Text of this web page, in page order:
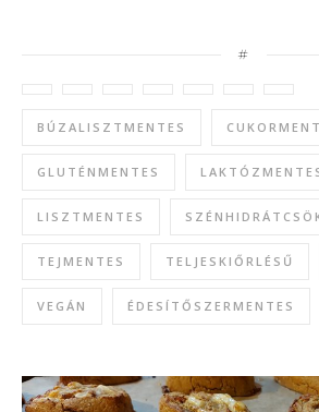
#
BÚZALISZTMENTES
GLUTÉNMENTES
LISZTMENTES
TEJMENTES TELJESKIŐRLÉSŰ
VEGÁN ÉDESÍTŐSZERMENTES